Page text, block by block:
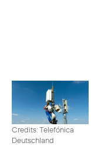
Credits: Telefónica
Deutschland